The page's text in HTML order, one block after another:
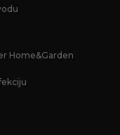
Home&Garden